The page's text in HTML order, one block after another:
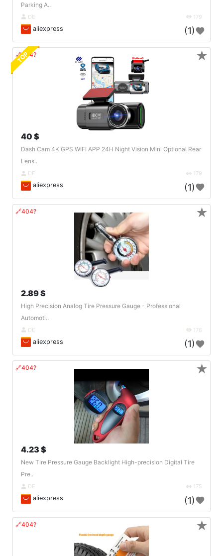
Parking A..
DE 179
aliexpress (1)
🔗404?
TOP
40 $
Dash Cam 4K GPS WIFI APP 24H Night Vision Mini Optional Rear
Lens..
DE 179
aliexpress (1)
★
🔗404?
2.89 $
High Precision Analog Tire Pressure Gauge - Professional
Automoti..
DE 176
aliexpress (1)
★
🔗404?
4.23 $
New Tire Pressure Gauge Backlight High-precision Digital Tire
Pre..
DE 175
aliexpress (1)
★
🔗404? ★